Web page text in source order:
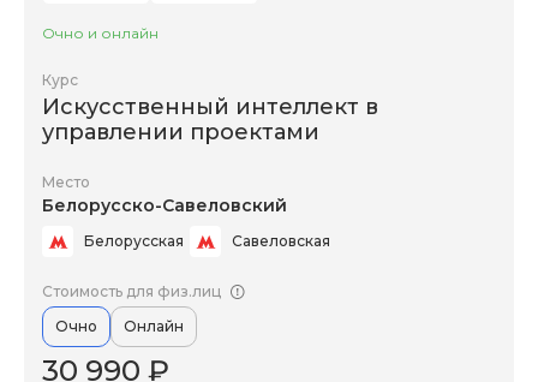
Очно и онлайн
Курс
Искусственный интеллект в
управлении проектами
Место
Белорусско-Савеловский
Белорусская Савеловская
Стоимость для физ.лиц
Очно
Онлайн
30 990 ₽